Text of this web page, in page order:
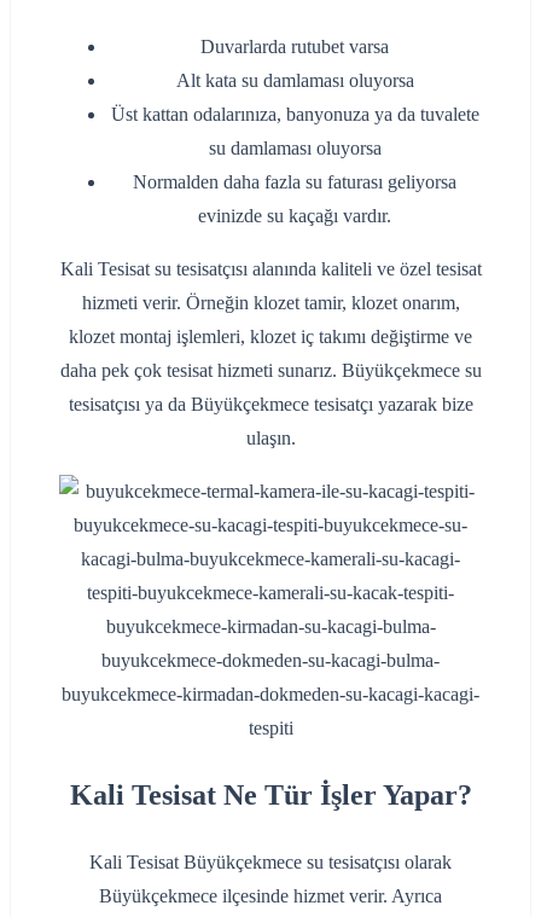
Duvarlarda rutubet varsa
Alt kata su damlaması oluyorsa
Üst kattan odalarınıza, banyonuza ya da tuvalete
su damlaması oluyorsa
Normalden daha fazla su faturası geliyorsa
evinizde su kaçağı vardır.
Kali Tesisat su tesisatçısı alanında kaliteli ve özel tesisat
hizmeti verir. Örneğin klozet tamir, klozet onarım,
klozet montaj işlemleri, klozet iç takımı değiştirme ve
daha pek çok tesisat hizmeti sunarız. Büyükçekmece su
tesisatçısı ya da Büyükçekmece tesisatçı yazarak bize
ulaşın.
Kali Tesisat Ne Tür İşler Yapar?
Kali Tesisat Büyükçekmece su tesisatçısı olarak
Büyükçekmece ilçesinde hizmet verir. Ayrıca